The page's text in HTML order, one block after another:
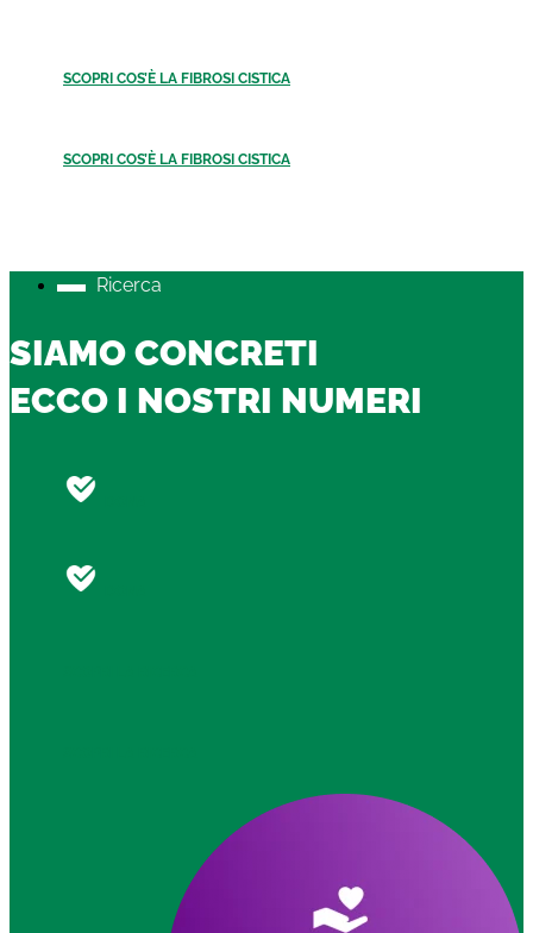
SCOPRI COS’È LA FIBROSI CISTICA
SCOPRI COS’È LA FIBROSI CISTICA
Ricerca
SIAMO CONCRETI
ECCO I NOSTRI NUMERI